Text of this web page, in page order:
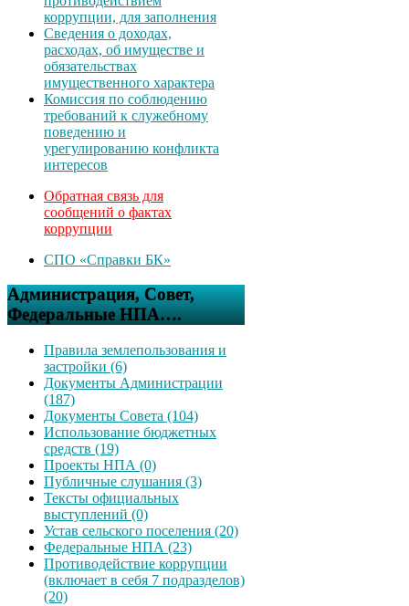
коррупции, для заполнения
Сведения о доходах,
расходах, об имуществе и
обязательствах
имущественного характера
Комиссия по соблюдению
требований к служебному
поведению и
урегулированию конфликта
интересов
Обратная связь для
сообщений о фактах
коррупции
СПО «Справки БК»
Администрация, Совет,
Федеральные НПА….
Правила землепользования и
застройки (6)
Документы Администрации
(187)
Документы Совета (104)
Использование бюджетных
средств (19)
Проекты НПА (0)
Публичные слушания (3)
Тексты официальных
выступлений (0)
Устав сельского поселения (20)
Федеральные НПА (23)
Противодействие коррупции
(включает в себя 7 подразделов)
(20)